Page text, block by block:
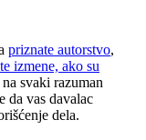
priznate autorstvo,
izmene, ako su
svaki razuman
da vas davalac
dela.